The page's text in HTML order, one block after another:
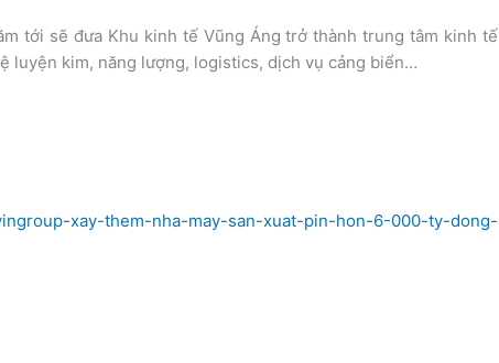
tới sẽ đưa Khu kinh tế Vũng Áng trở thành trung tâm kinh tế
luyện kim, năng lượng, logistics, dịch vụ cảng biển…
xay-them-nha-may-san-xuat-pin-hon-6-000-ty-dong-